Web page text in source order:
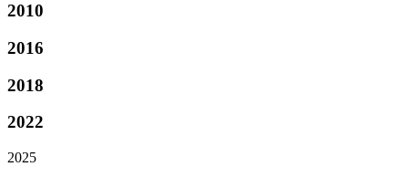
2010
2016
2018
2022
2025